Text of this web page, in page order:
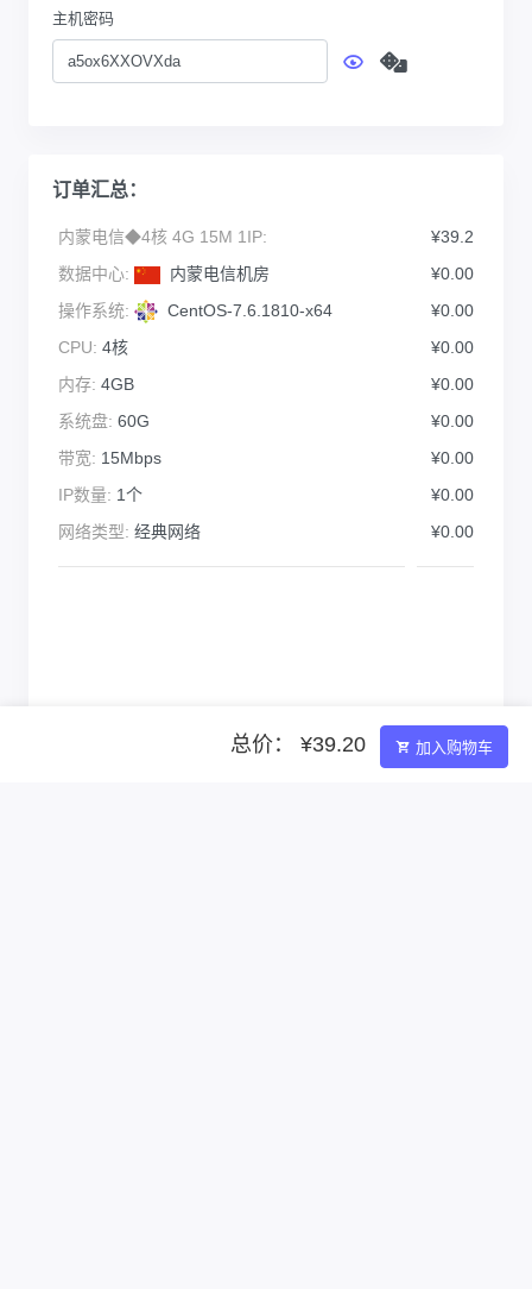
主机密码
订单汇总：
内蒙电信◆4核 4G 15M 1IP:
¥39.2
数据中心:
内蒙电信机房
¥0.00
操作系统:
CentOS-7.6.1810-x64
¥0.00
CPU: 4核
¥0.00
内存: 4GB
¥0.00
系统盘: 60G
¥0.00
带宽: 15Mbps
¥0.00
IP数量: 1个
¥0.00
网络类型: 经典网络 ¥0.00
总价： ¥39.20 加入购物车